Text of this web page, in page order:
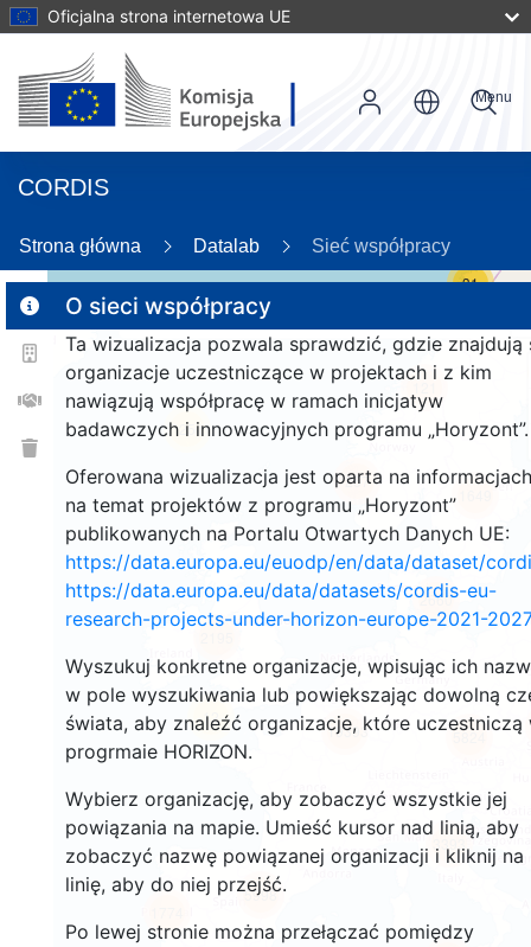
Oficjalna strona internetowa UE
CORDIS
Menu
Strona główna Datalab Sieć współpracy
O sieci współpracy
Ta wizualizacja pozwala sprawdzić, gdzie znajdują
organizacje uczestniczące w projektach i z kim
nawiązują współpracę w ramach inicjatyw
badawczych i innowacyjnych programu „Horyzont”.
Oferowana wizualizacja jest oparta na informacjach
na temat projektów z programu „Horyzont”
publikowanych na Portalu Otwartych Danych UE:
https://data.europa.eu/euodp/en/data/dataset/
https://data.europa.eu/data/datasets/cordis-eu-
research-projects-under-horizon-europe-2021-2027
Wyszukuj konkretne organizacje, wpisując ich
w pole wyszukiwania lub powiększając dowolną
świata, aby znaleźć organizacje, które uczestniczą
progrmaie HORIZON.
Wybierz organizację, aby zobaczyć wszystkie jej
powiązania na mapie. Umieść kursor nad linią, aby
zobaczyć nazwę powiązanej organizacji i kliknij na
linię, aby do niej przejść.
Po lewej stronie można przełączać pomiędzy
31
25
12
257
2660
5824
19393
5998